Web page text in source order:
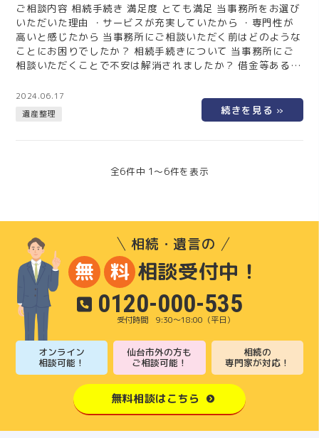
ご相談内容 相続手続き 満足度 とても満足 当事務所をお選び
いただいた理由 ・サービスが充実していたから ・専門性が
高いと感じたから 当事務所にご相談いただく前はどのような
ことにお困りでしたか？ 相続手続きについて 当事務所にご
相談いただくことで不安は解消されましたか？ 借金等あるの
した。 また、相続した不動産をスムーズに売買できて助かり
ました。 あなたと同じ様な悩みを抱えている方の中で、一人
で悩み続けている方も沢山いらっしゃいます。その様な方に
2024.06.17
遺産整理
全6件中 1〜6件を表示
相続・遺言の
無 料 相談受付中！
0120-000-535
9:30～18:00（平日）
オンライン
相談可能！
仙台市外の方も
ご相談可能！
相続の
専門家が対応！
無料相談はこちら